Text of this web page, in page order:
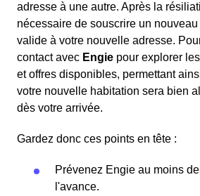
adresse à une autre. Après la
nécessaire de souscrire un
valide à votre nouvelle adresse.
contact avec Engie pour explorer
et offres disponibles, permettant
votre nouvelle habitation sera bien
dès votre arrivée.
Gardez donc ces points en tête :
Prévenez Engie au moins
l'avance.